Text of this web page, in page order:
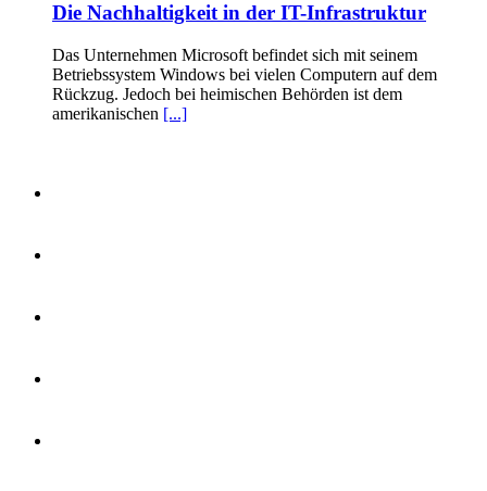
Die Nachhaltigkeit in der IT-Infrastruktur
Das Unternehmen Microsoft befindet sich mit seinem
Betriebssystem Windows bei vielen Computern auf dem
Rückzug. Jedoch bei heimischen Behörden ist dem
amerikanischen [...]